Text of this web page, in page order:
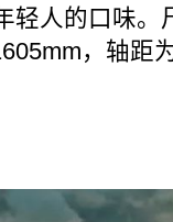
轻人的口味。
，轴距